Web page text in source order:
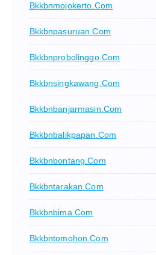
Bkkbnmojokerto.com
Bkkbnpasuruan.com
Bkkbnprobolinggo.com
Bkkbnsingkawang.com
Bkkbnbanjarmasin.com
Bkkbnbalikpapan.com
Bkkbnbontang.com
Bkkbntarakan.com
Bkkbnbima.com
Bkkbntomohon.com